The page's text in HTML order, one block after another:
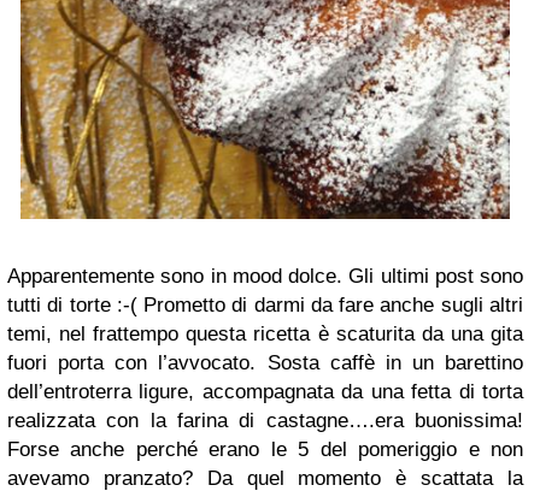
Apparentemente sono in mood dolce. Gli ultimi post sono
tutti di torte :-(Prometto di darmi da fare anche sugli altri
temi, nel frattempo questa ricetta è scaturita da una gita
fuori porta con l’avvocato. Sosta caffè in un barettino
dell’entroterra ligure, accompagnata da una fetta di torta
realizzata con la farina di castagne….era buonissima!
Forse anche perché erano le 5 del pomeriggio e non
avevamo pranzato? Da quel momento è scattata la